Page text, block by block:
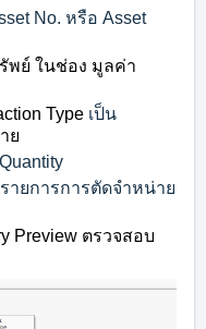
No. หรือ Asset
พย์ ในช่อง มูลค่า
Type เป็น
ย
ายการการตัดจำหน่าย
Preview ตรวจสอบ